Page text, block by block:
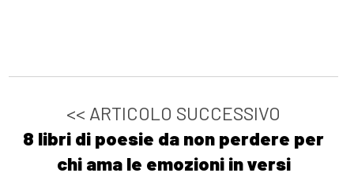
<< ARTICOLO SUCCESSIVO
8 libri di poesie da non perdere per
chi ama le emozioni in versi